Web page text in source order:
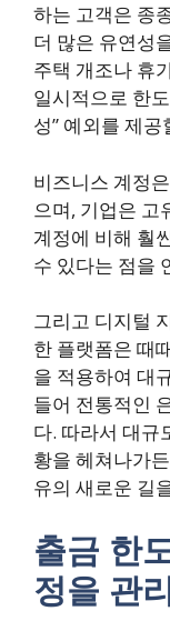
하는 고객은 종
더 많은 유연성
주택 개조나 휴
일시적으로 한
성” 예외를 제
비즈니스 계정
으며, 기업은 고
계정에 비해 훨
수 있다는 점을
그리고 디지털
한 플랫폼은 때
을 적용하여 대
들어 전통적인
다. 따라서 대규
황을 헤쳐나가
유의 새로운 길
출금 한
정을 관